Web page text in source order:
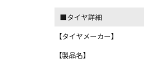
■タイヤ詳細
【タイヤメーカー】
【製品名】